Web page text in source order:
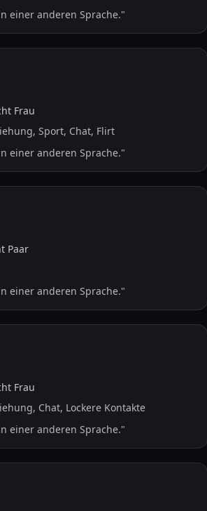
einer anderen Sprache."
Frau
Sport, Chat, Flirt
einer anderen Sprache."
Paar
einer anderen Sprache."
Frau
Chat, Lockere Kontakte
einer anderen Sprache."